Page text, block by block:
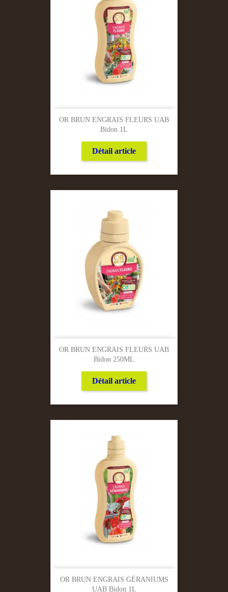
OR BRUN ENGRAIS FLEURS UAB
Bidon 1L
Détail article
OR BRUN ENGRAIS FLEURS UAB
Bidon 250ML
Détail article
OR BRUN ENGRAIS GÉRANIUMS
UAB Bidon 1L